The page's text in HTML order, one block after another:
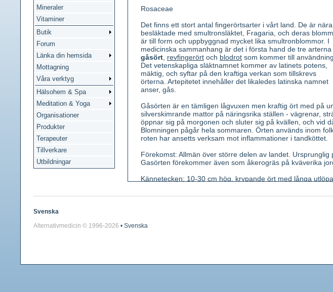
Mineraler
Vitaminer
Butik
Forum
Länka din hemsida
Mottagning
Våra verktyg
Hälsohem & Spa
Meditation & Yoga
Organisationer
Produkter
Terapeuter
Tillverkare
Utbildningar
Rosaceae
Det finns ett stort antal fingerörtsarter i vårt land. De är nära
besläktade med smultronsläktet, Fragaria, och deras
är till form och uppbyggnad mycket lika smultronblommor. I
medicinska sammanhang är det i första hand de tre arterna
gåsört revfingerört och blodrot som kommer till användning.
Det vetenskapliga släktnamnet kommer av latinets potens,
mäktig, och syftar på den kraftiga verkan som tillskrevs
örterna. Artepitetet innehåller det likaledes latinska namnet
anser, gås.
Gåsörten är en tämligen lågvuxen men kraftig ört med på
silverskimrande mattor på näringsrika ställen - vägrenar,
öppnar sig på morgonen och sluter sig på kvällen, och vid
Blomningen pågår hela sommaren. Örten används inom
roten har ansetts verksam mot inflammationer i tandköttet.
Förekomst: Allmän över större delen av landet.
Gasörten förekommer även som åkerogräs på kväverika
Kännetecken: 10-30 cm hög, krypande ört med långa
gröngrå, undertill (ibland även ovanpå) silvergrå p.g.a.
Svenska
Alternativmedicin © 1996-2026 • Svenska